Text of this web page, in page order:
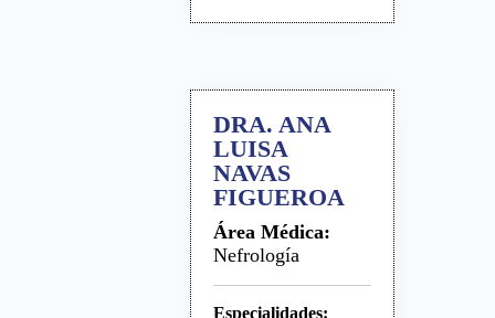
DRA. ANA
LUISA
NAVAS
FIGUEROA
Área Médica:
Nefrología
Especialidades: